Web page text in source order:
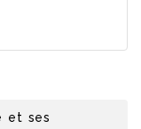
et ses